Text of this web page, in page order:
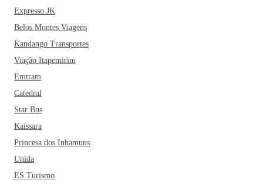
Expresso JK
Belos Montes Viagens
Kandango Transportes
Viação Itapemirim
Emtram
Catedral
Star Bus
Kaissara
Princesa dos Inhamuns
Unida
ES Turismo